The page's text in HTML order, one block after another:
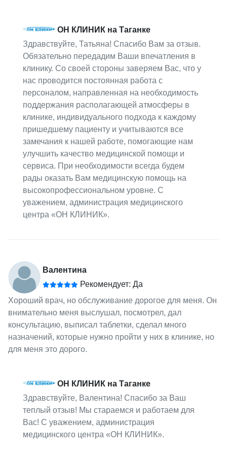
ОН КЛИНИК на Таганке
Здравствуйте, Татьяна! Спасибо Вам за отзыв.
Обязательно передадим Ваши впечатления в
клинику. Со своей стороны заверяем Вас, что у
нас проводится постоянная работа с
персоналом, направленная на необходимость
поддержания располагающей атмосферы в
клинике, индивидуального подхода к каждому
пришедшему пациенту и учитываются все
замечания к нашей работе, помогающие нам
улучшить качество медицинской помощи и
сервиса. При необходимости всегда будем
рады оказать Вам медицинскую помощь на
высокопрофессиональном уровне. С
уважением, администрация медицинского
центра «ОН КЛИНИК».
Валентина
Рекомендует: Да
Хороший врач, но обслуживание дорогое для меня. Он
внимательно меня выслушал, посмотрел, дал
консультацию, выписал таблетки, сделал много
назначений, которые нужно пройти у них в клинике, но
для меня это дорого.
ОН КЛИНИК на Таганке
Здравствуйте, Валентина! Спасибо за Ваш
теплый отзыв! Мы стараемся и работаем для
Вас! С уважением, администрация
медицинского центра «ОН КЛИНИК».